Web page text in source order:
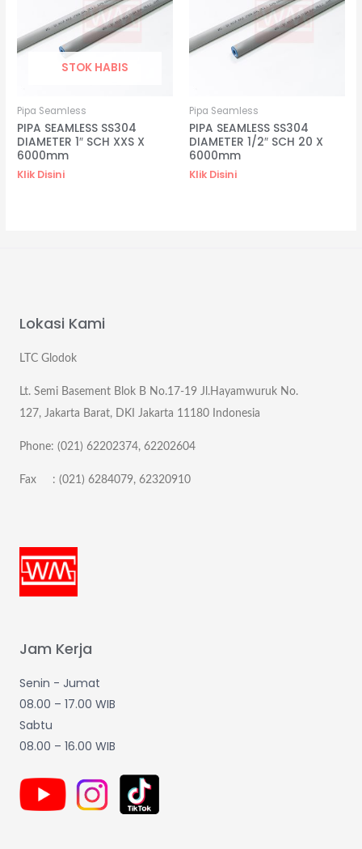
STOK HABIS
Pipa Seamless
PIPA SEAMLESS SS304
DIAMETER 1″ SCH XXS X
6000mm
Klik Disini
Pipa Seamless
PIPA SEAMLESS SS304
DIAMETER 1/2″ SCH 20 X
6000mm
Klik Disini
Lokasi Kami
LTC Glodok
Lt. Semi Basement Blok B No.17-19 Jl.Hayamwuruk No.
127, Jakarta Barat, DKI Jakarta 11180 Indonesia
Phone: (021) 62202374, 62202604
Fax : (021) 6284079, 62320910
Jam Kerja
Senin - Jumat
08.00 – 17.00 WIB
Sabtu
08.00 – 16.00 WIB